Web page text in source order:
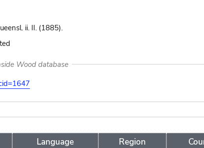
ii. II. (1885).
Wood database
Language Region